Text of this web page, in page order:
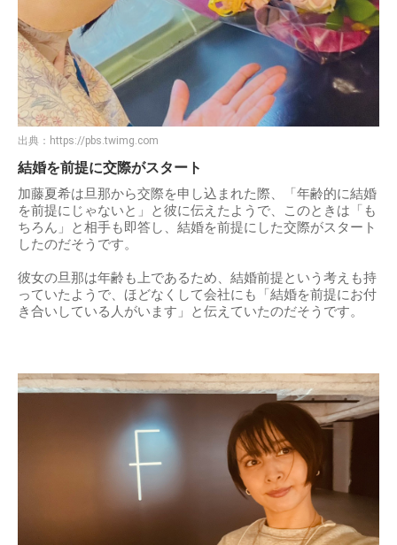
出典： https://pbs.twimg.com
結婚を前提に交際がスタート
加藤夏希は旦那から交際を申し込まれた際、「年齢的に結婚
を前提にじゃないと」と彼に伝えたようで、このときは「も
ちろん」と相手も即答し、結婚を前提にした交際がスタート
したのだそうです。
彼女の旦那は年齢も上であるため、結婚前提という考えも持
っていたようで、ほどなくして会社にも「結婚を前提にお付
き合いしている人がいます」と伝えていたのだそうです。